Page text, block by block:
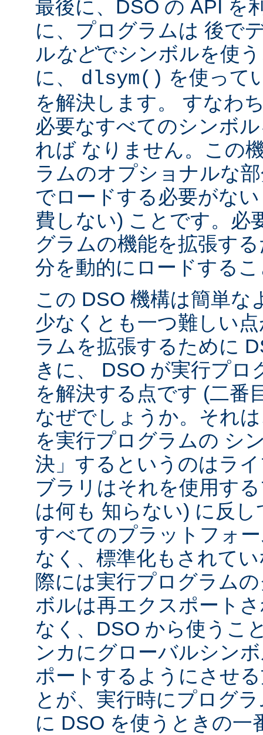
最後に、DSO の API を
に、プログラムは 後で
ルなどでシンボルを使
に、 dlsym() を使って
を解決します。 すなわ
必要なすべてのシンボ
れば なりません。この
ラムのオプショナルな
でロードする必要がな
費しない) ことです。必
グラムの機能を拡張す
分を動的にロードする
この DSO 機構は簡単な
少なくとも一つ難しい
ラムを拡張するために
きに、 DSO が実行プ
を解決する点です (二番
なぜでしょうか。それ
を実行プログラムの シ
決」するというのはラ
ブラリはそれを使用す
は何も 知らない) に反
すべてのプラットフォ
なく、標準化もされて
際には実行プログラム
ボルは再エクスポート
なく、DSO から使うこ
ンカにグローバルシン
ポートするようにさせ
とが、実行時にプログ
に DSO を使うときの一